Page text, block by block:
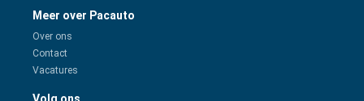
Meer over Pacauto
Over ons
Contact
Vacatures